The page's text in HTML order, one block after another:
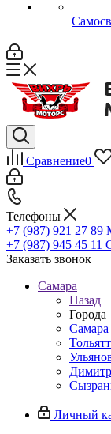
Сравнение0
Телефоны
+7 (987) 921 27 89
+7 (987) 945 45 11
Заказать звонок
Самара
Назад
Города
Самара
Личный